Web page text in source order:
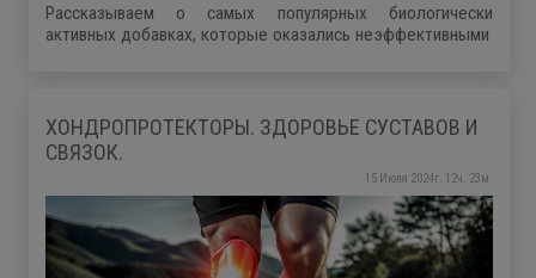
Рассказываем о самых популярных биологически
активных добавках, которые оказались неэффективными
ХОНДРОПРОТЕКТОРЫ. ЗДОРОВЬЕ СУСТАВОВ И
СВЯЗОК.
15 Июля 2024г. 12ч. 23м.